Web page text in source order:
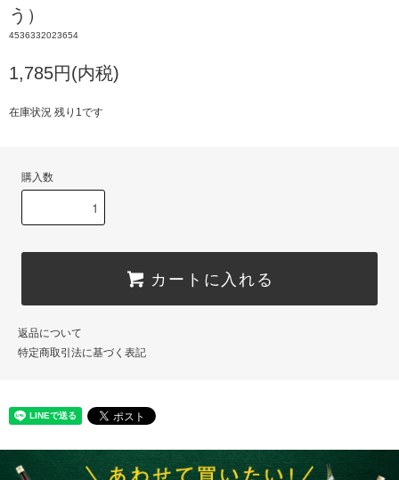
う）
4536332023654
1,785円(内税)
在庫状況 残り1です
購入数
カートに入れる
返品について
特定商取引法に基づく表記